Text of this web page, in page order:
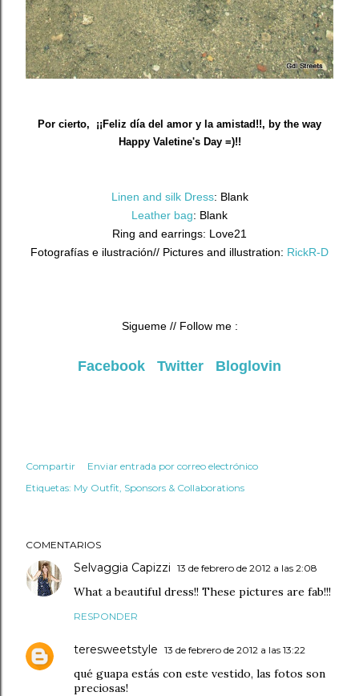
Por cierto, ¡¡Feliz día del amor y la amistad!!, by the way
Happy Valetine's Day =)!!
Linen and silk Dress: Blank
Leather bag: Blank
Ring and earrings: Love21
Fotografías e ilustración// Pictures and illustration: RickR-D
Sigueme // Follow me :
Facebook Twitter Bloglovin
Compartir
Enviar entrada por correo electrónico
Etiquetas: My Outfit Sponsors & Collaborations
COMENTARIOS
Selvaggia Capizzi 13 de febrero de 2012 a las 2:08
What a beautiful dress!! These pictures are fab!!!
RESPONDER
teresweetstyle 13 de febrero de 2012 a las 13:22
qué guapa estás con este vestido, las fotos son
preciosas!